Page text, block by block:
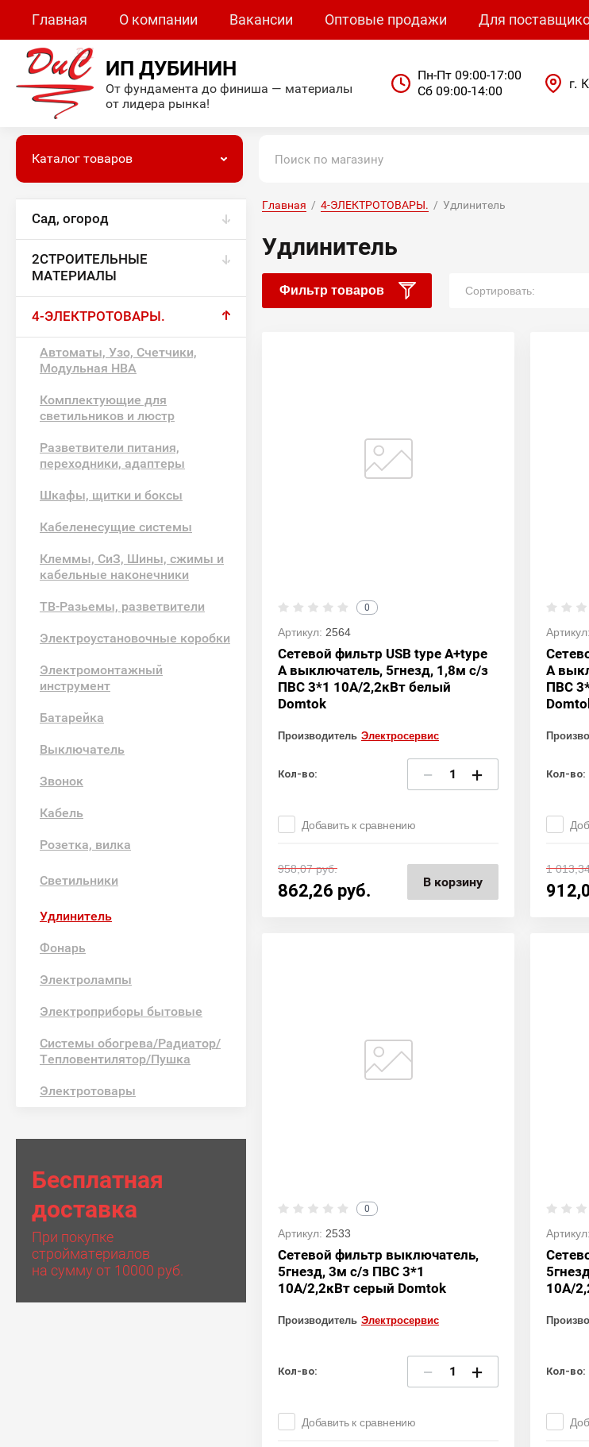
Главная О компании Вакансии Оптовые продажи Для
ИП ДУБИНИН
От фундамента до финиша — материалы
от лидера рынка!
Пн-Пт 09:00-17:00
Сб 09:00-14:00
г.
Каталог товаров
Сад, огород
2СТРОИТЕЛЬНЫЕ
МАТЕРИАЛЫ
4-ЭЛЕКТРОТОВАРЫ.
Автоматы, Узо, Счетчики,
Модульная НВА
Комплектующие для
светильников и люстр
Разветвители питания,
переходники, адаптеры
Шкафы, щитки и боксы
Кабеленесущие системы
Клеммы, СиЗ, Шины, сжимы и
кабельные наконечники
ТВ-Разьемы, разветвители
Электроустановочные коробки
Электромонтажный
инструмент
Батарейка
Выключатель
Звонок
Кабель
Розетка, вилка
Светильники
Удлинитель
Фонарь
Электролампы
Электроприборы бытовые
Системы обогрева/Радиатор/
Тепловентилятор/Пушка
Электротовары
Бесплатная
доставка
При покупке
стройматериалов
на сумму от 10000 руб.
Главная
  /
4-ЭЛЕКТРОТОВАРЫ.
  /  Удлинитель
Удлинитель
Фильтр товаров Сортировать:
0
Артикул: 2564
Сетевой фильтр USB type A+type
A выключатель, 5гнезд, 1,8м с/з
ПВС 3*1 10А/2,2кВт белый
Domtok
Производитель Электросервис
Кол-во: − +
Добавить к сравнению
958,07руб.
862,26 руб. В корзину
Артикул:
A
ПВС
Кол-во:
1
0
Артикул: 2533
Сетевой фильтр выключатель,
5гнезд, 3м с/з ПВС 3*1
10А/2,2кВт серый Domtok
Производитель Электросервис
Кол-во: − +
Добавить к сравнению
Артикул:
10А/
Кол-во: